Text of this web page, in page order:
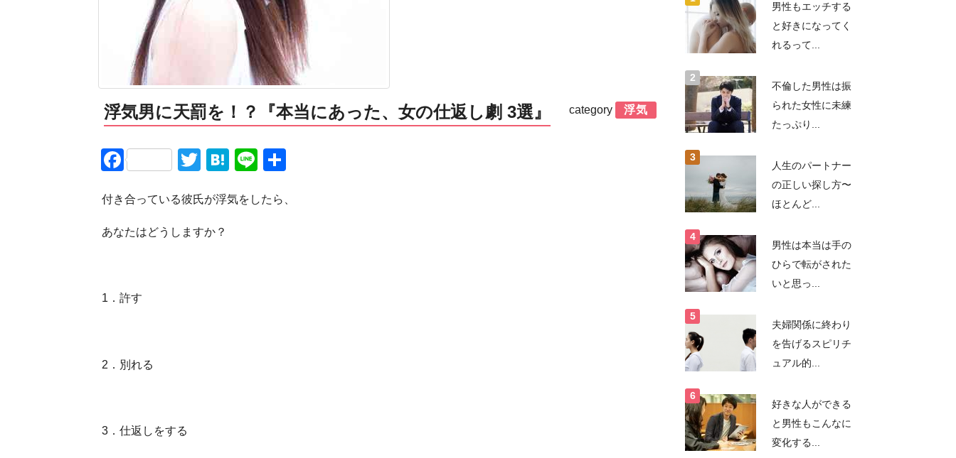
浮気男に天罰を！？『本当にあった、女の仕返し劇 3選』 category 浮気
FacebookTwitterHatena
Line
付き合っている彼氏が浮気をしたら、
あなたはどうしますか？
1．許す
2．別れる
3．仕返しをする
男性もエッチする
と好きになってく
れるって...
不倫した男性は振
られた女性に未練
たっぷり...
人生のパートナー
の正しい探し方〜
ほとんど...
男性は本当は手の
ひらで転がされた
いと思っ...
夫婦関係に終わり
を告げるスピリチ
ュアル的...
好きな人ができる
と男性もこんなに
変化する...